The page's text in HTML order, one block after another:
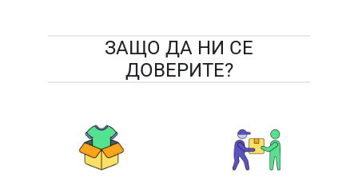
ЗАЩО ДА НИ СЕ
ДОВЕРИТЕ?